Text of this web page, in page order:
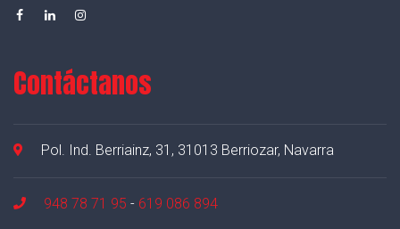
Contáctanos
Pol. Ind. Berriainz, 31, 31013 Berriozar, Navarra
948 78 71 95 - 619 086 894